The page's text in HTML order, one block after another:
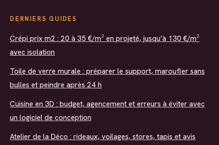
DERNIERS GUIDES
Crépi prix m2 : 20 à 35 €/m² en projeté, jusqu’à 130 €/m²
avec isolation
Toile de verre murale : préparer le support, maroufler sans
bulles et peindre après 24 h
Cuisine en 3D : budget, agencement et erreurs à éviter avec
un logiciel de conception
Atelier de la Déco : rideaux, voilages, stores, tapis et avis